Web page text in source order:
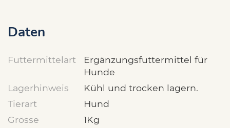
Daten
Futtermittelart
Ergänzungsfuttermittel für
Hunde
Lagerhinweis
Kühl und trocken lagern.
Tierart
Hund
Grösse
1Kg